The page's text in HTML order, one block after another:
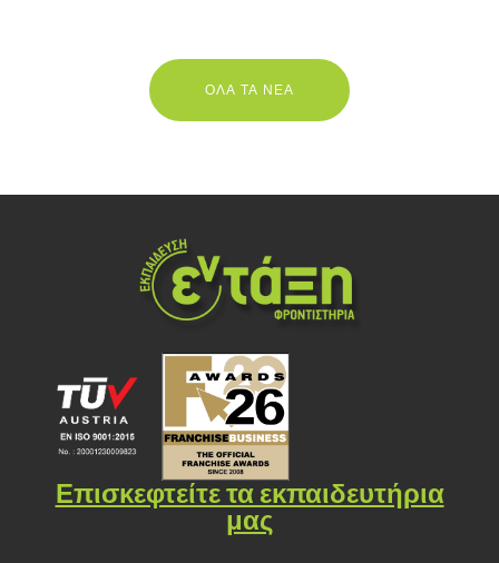
ΟΛΑ ΤΑ ΝΕΑ
Επισκεφτείτε τα εκπαιδευτήρια
μας